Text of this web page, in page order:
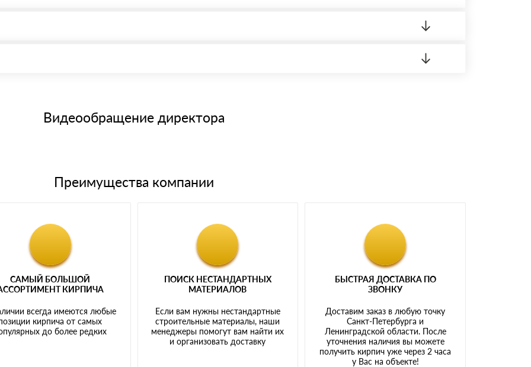
банковским картам
Видеообращение директора
Преимущества компании
САМЫЙ БОЛЬШОЙ
КИРПИЧА
всегда имеются любые
кирпича от самых
до более редких
ПОИСК НЕСТАНДАРТНЫХ
МАТЕРИАЛОВ
Если вам нужны нестандартные
строительные материалы, наши
менеджеры помогут вам найти их
и организовать доставку
БЫСТРАЯ ДОСТАВКА ПО
ЗВОНКУ
Доставим заказ в любую точку
Санкт-Петербурга и
Ленинградской области. После
уточнения наличия вы можете
получить кирпич уже через 2 часа
у Вас на объекте!